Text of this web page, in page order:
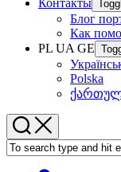
Контакты
Блог
Как
PL UA GE
Polska